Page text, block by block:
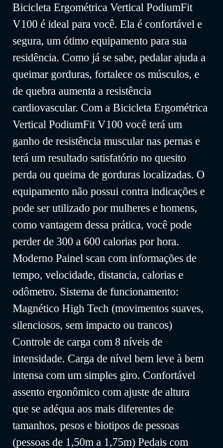
Bicicleta Ergométrica Vertical PodiumFit
V100 é ideal para você. Ela é confortável e
segura, um ótimo equipamento para sua
residência. Como já se sabe, pedalar ajuda a
queimar gorduras, fortalece os músculos, e
de quebra aumenta a resistência
cardiovascular. Com a Bicicleta Ergométrica
Vertical PodiumFit V100 você terá um
ganho de resistência muscular nas pernas e
terá um resultado satisfatório no quesito
perda ou queima de gorduras localizadas. O
equipamento não possui contra indicações e
pode ser utilizado por mulheres e homens,
como vantagem dessa prática, você pode
perder de 300 a 600 calorias por hora.
Moderno Painel scan com informações de
tempo, velocidade, distancia, calorias e
odômetro. Sistema de funcionamento:
Magnético High Tech (movimentos suaves,
silenciosos, sem impacto ou trancos)
Controle de carga com 8 níveis de
intensidade. Carga de nível bem leve à bem
intensa com um simples giro. Confortável
assento ergonômico com ajuste de altura
que se adéqua aos mais diferentes de
tamanhos, pesos e biotipos de pessoas
(pessoas de 1,50m a 1,75m) Pedais com